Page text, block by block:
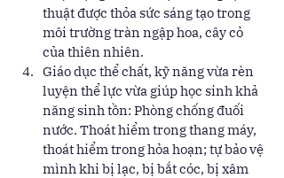
thuật được thỏa sức sáng tạo trong
môi trường tràn ngập hoa, cây cỏ
của thiên nhiên.
Giáo dục thể chất, kỹ năng vừa rèn
luyện thể lực vừa giúp học sinh khả
năng sinh tồn: Phòng chống đuối
nước. Thoát hiểm trong thang máy,
thoát hiểm trong hỏa hoạn; tự bảo vệ
mình khi bị lạc, bị bắt cóc, bị xâm